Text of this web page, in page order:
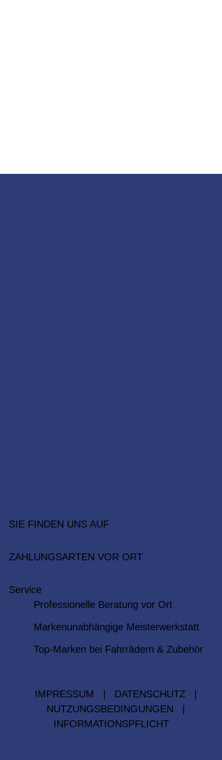
SIE FINDEN UNS AUF
ZAHLUNGSARTEN VOR ORT
Service
Professionelle Beratung vor Ort
Markenunabhängige Meisterwerkstatt
Top-Marken bei Fahrrädern & Zubehör
IMPRESSUM DATENSCHUTZ
NUTZUNGSBEDINGUNGEN
INFORMATIONSPFLICHT